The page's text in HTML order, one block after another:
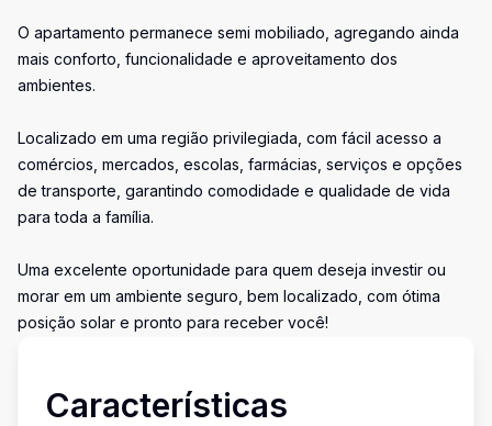
O apartamento permanece semi mobiliado, agregando ainda
mais conforto, funcionalidade e aproveitamento dos
ambientes.
Localizado em uma região privilegiada, com fácil acesso a
comércios, mercados, escolas, farmácias, serviços e opções
de transporte, garantindo comodidade e qualidade de vida
para toda a família.
Uma excelente oportunidade para quem deseja investir ou
morar em um ambiente seguro, bem localizado, com ótima
posição solar e pronto para receber você!
Características